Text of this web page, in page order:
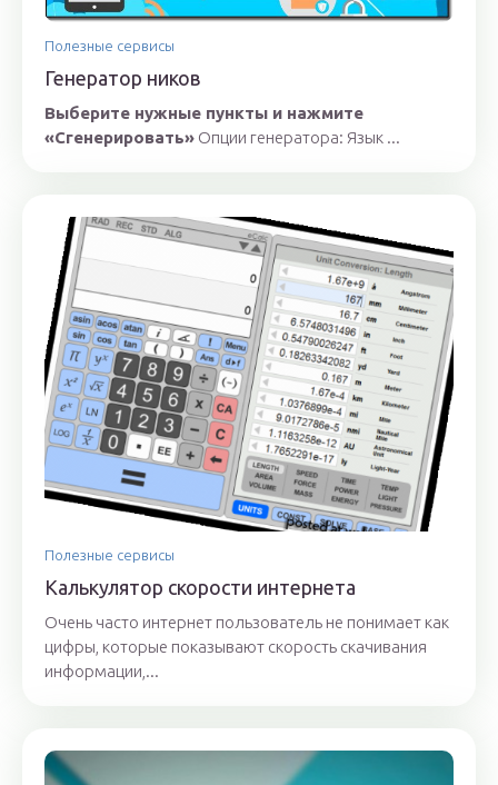
Полезные сервисы
Генератор ников
Выберите нужные пункты и нажмите
«Сгенерировать» Опции генератора: Язык ...
Полезные сервисы
Калькулятор скорости интернета
Очень часто интернет пользователь не понимает как
цифры, которые показывают скорость скачивания
информации,...